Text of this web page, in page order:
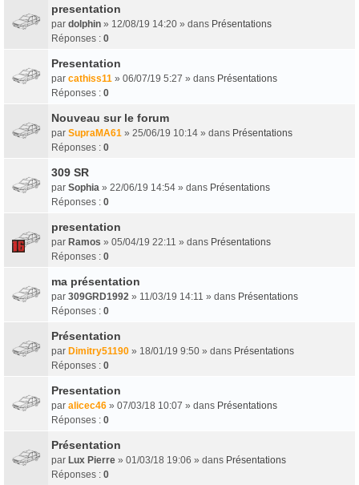
presentation
par dolphin » 12/08/19 14:20 » dans Présentations
Réponses : 0
Presentation
par cathiss11 » 06/07/19 5:27 » dans Présentations
Réponses : 0
Nouveau sur le forum
par SupraMA61 » 25/06/19 10:14 » dans Présentations
Réponses : 0
309 SR
par Sophia » 22/06/19 14:54 » dans Présentations
Réponses : 0
presentation
par Ramos » 05/04/19 22:11 » dans Présentations
Réponses : 0
ma présentation
par 309GRD1992 » 11/03/19 14:11 » dans Présentations
Réponses : 0
Présentation
par Dimitry51190 » 18/01/19 9:50 » dans Présentations
Réponses : 0
Presentation
par alicec46 » 07/03/18 10:07 » dans Présentations
Réponses : 0
Présentation
par Lux Pierre » 01/03/18 19:06 » dans Présentations
Réponses : 0